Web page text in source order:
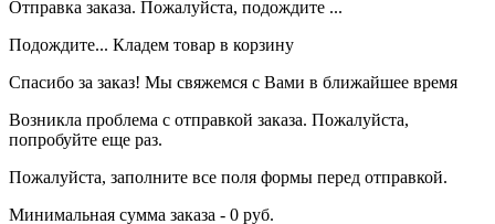
Отправка заказа. Пожалуйста, подождите ...
Подождите... Кладем товар в корзину
Спасибо за заказ! Мы свяжемся с Вами в ближайшее время
Возникла проблема с отправкой заказа. Пожалуйста,
попробуйте еще раз.
Пожалуйста, заполните все поля формы перед отправкой.
Минимальная сумма заказа - 0 руб.